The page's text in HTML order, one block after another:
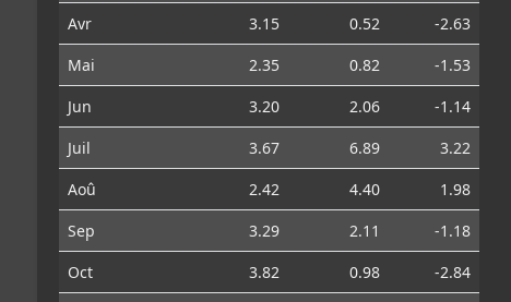
Avr
3.15 0.52
-2.63
Mai
2.35 0.82
-1.53
Jun
3.20 2.06
-1.14
Juil
3.67 6.89
3.22
Aoû
2.42 4.40
1.98
Sep
3.29 2.11
-1.18
Oct
3.82 0.98 -2.84